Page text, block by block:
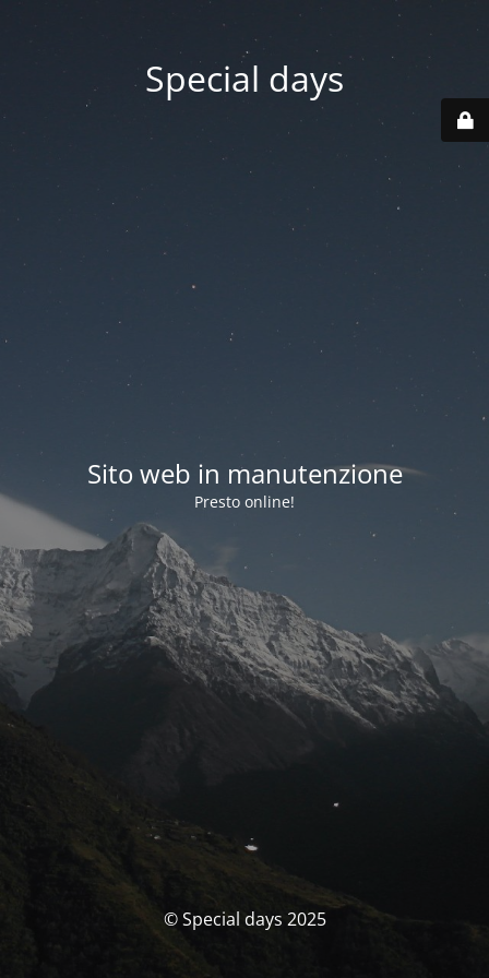
Special days
Sito web in manutenzione
Presto online!
© Special days 2025